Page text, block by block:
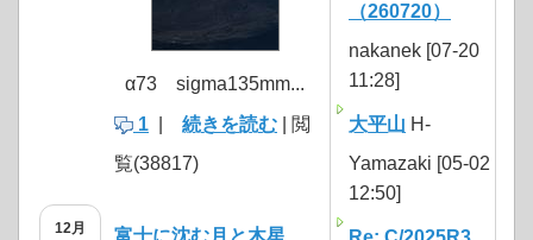
α73 sigma135mm...
1
続きを読む | 閲
覧(38817)
12月
（260720）
nakanek [07-20
11:28]
大平山 H-
Yamazaki [05-02
12:50]